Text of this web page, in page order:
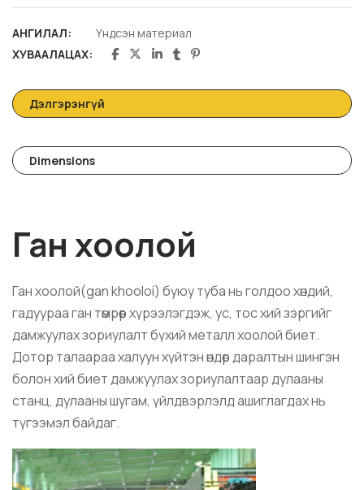
АНГИЛАЛ:
Үндсэн материал
ХУВААЛАЦАХ:
Дэлгэрэнгүй
Dimensions
Ган хоолой
Ган хоолой(gan khooloi) буюу туба нь голдоо хөндий,
гадуураа ган төмрөөр хүрээлэгдэж, ус, тос хий зэргийг
дамжуулах зориулалт бүхий металл хоолой биет.
Дотор талаараа халуун хүйтэн өндөр даралтын шингэн
болон хий биет дамжуулах зориулалтаар дулааны
станц, дулааны шугам, үйлдвэрлэлд ашиглагдах нь
түгээмэл байдаг.